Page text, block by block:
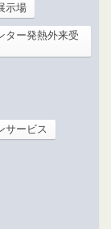
示場
ター発熱外来受
サービス